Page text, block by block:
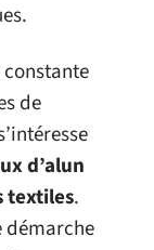
de
d’alun
textiles.
démarche